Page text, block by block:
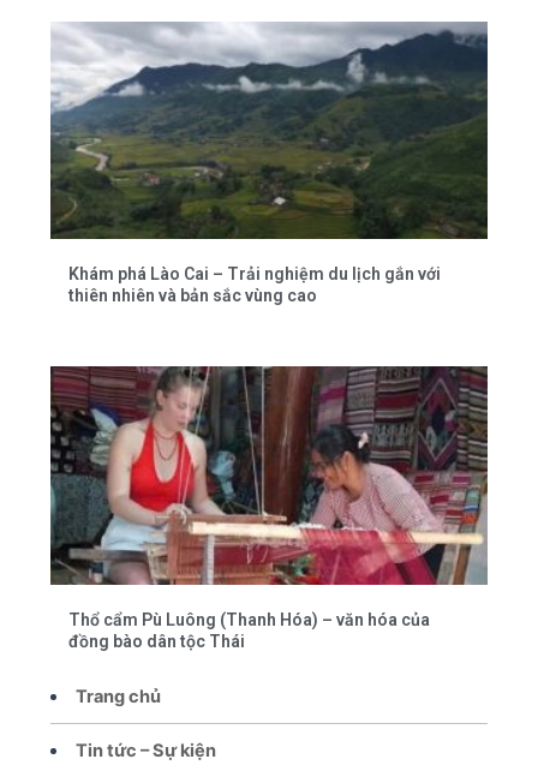
Trang chủ
Tin tức – Sự kiện
Khám phá Lào Cai – Trải nghiệm du lịch gắn với
thiên nhiên và bản sắc vùng cao
Thổ cẩm Pù Luông (Thanh Hóa) – văn hóa của
đồng bào dân tộc Thái